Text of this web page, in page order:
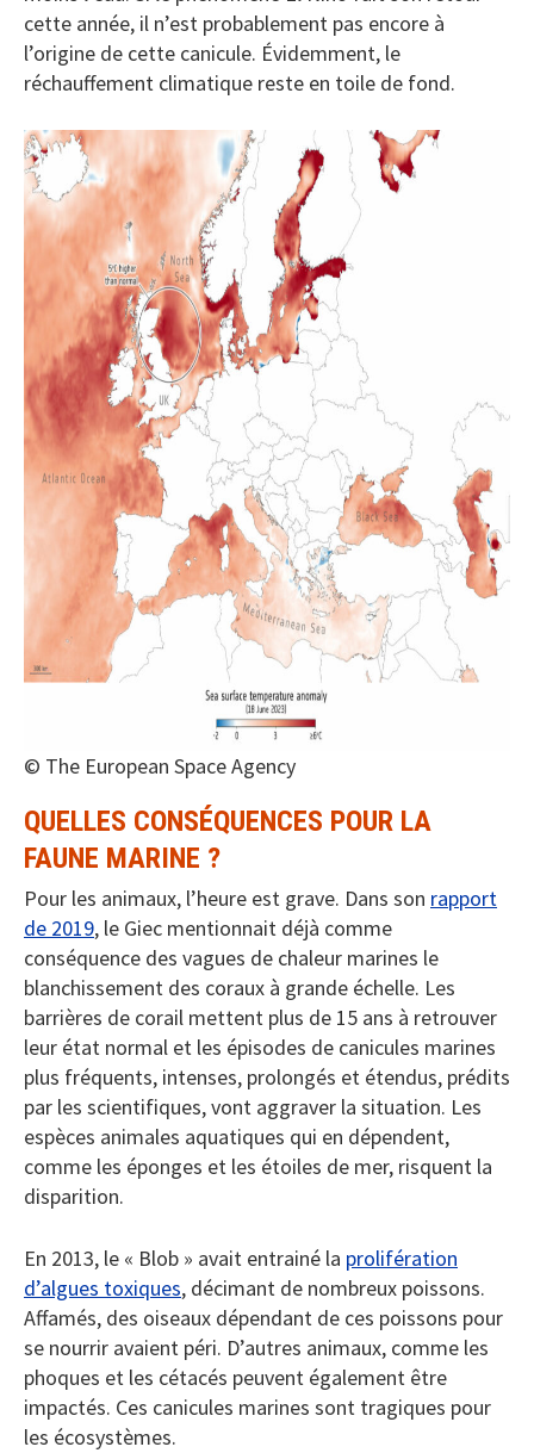
cette année, il n’est probablement pas encore à
l’origine de cette canicule. Évidemment, le
réchauffement climatique reste en toile de fond.
© The European Space Agency
QUELLES CONSÉQUENCES POUR LA
FAUNE MARINE ?
Pour les animaux, l’heure est grave. Dans son rapport
de 2019, le Giec mentionnait déjà comme
conséquence des vagues de chaleur marines le
blanchissement des coraux à grande échelle. Les
barrières de corail mettent plus de 15 ans à retrouver
leur état normal et les épisodes de canicules marines
plus fréquents, intenses, prolongés et étendus, prédits
par les scientifiques, vont aggraver la situation. Les
espèces animales aquatiques qui en dépendent,
comme les éponges et les étoiles de mer, risquent la
disparition.
En 2013, le « Blob » avait entrainé la prolifération
d’algues toxiques, décimant de nombreux poissons.
Affamés, des oiseaux dépendant de ces poissons pour
se nourrir avaient péri. D’autres animaux, comme les
phoques et les cétacés peuvent également être
impactés. Ces canicules marines sont tragiques pour
les écosystèmes.